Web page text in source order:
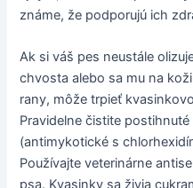
známe, že podporujú ich
Ak si váš pes neustále
chvosta alebo sa mu na
rany, môže trpieť
Pravidelne čistite
(antimykotické s
Používajte veterinárne
psa. Kvasinky sa živia